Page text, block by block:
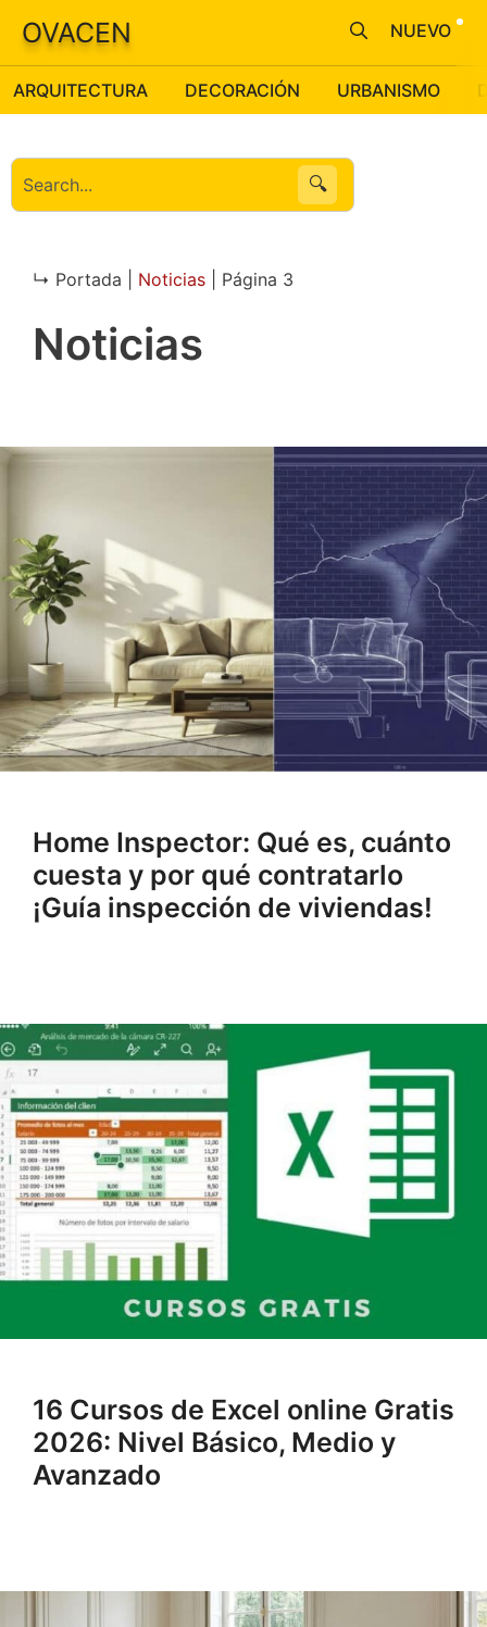
Saltar
contenido
OVACEN
ARQUITECTURA DECORACIÓN URBANISMO
NUEVO
🔍
↳ Portada | Noticias Página 3
Noticias
Home Inspector: Qué es, cuánto
cuesta y por qué contratarlo
¡Guía inspección de viviendas!
16 Cursos de Excel online Gratis
2026: Nivel Básico, Medio y
Avanzado